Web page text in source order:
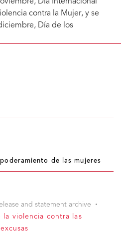
contra la Mujer, y se
Día de los
de las mujeres
and statement archive
violencia contra las